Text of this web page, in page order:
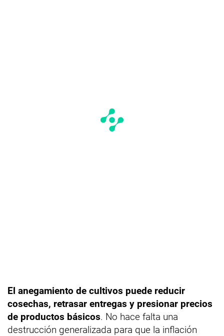
El anegamiento de cultivos puede reducir
cosechas, retrasar entregas y presionar precios
de productos básicos. No hace falta una
destrucción generalizada para que la inflación